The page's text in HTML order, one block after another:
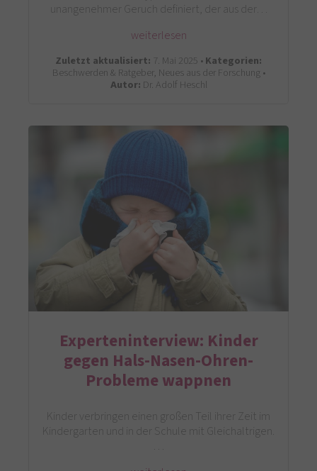
unangenehmer Geruch definiert, der aus der…
weiterlesen
Zuletzt aktualisiert: 7. Mai 2025 •Kategorien:
Beschwerden & Ratgeber, Neues aus der Forschung •
Autor: Dr. Adolf Heschl
Experteninterview: Kinder
gegen Hals-Nasen-Ohren-
Probleme wappnen
Kinder verbringen einen großen Teil ihrer Zeit im
Kindergarten und in der Schule mit Gleichaltrigen.